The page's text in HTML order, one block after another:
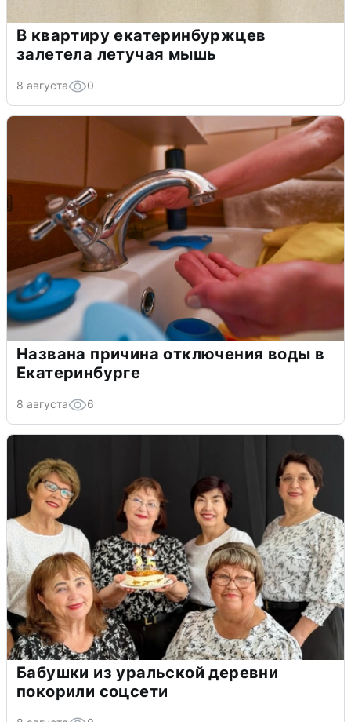
В квартиру екатеринбуржцев
залетела летучая мышь
8 августа 0
Названа причина отключения воды в
Екатеринбурге
8 августа 6
Бабушки из уральской деревни
покорили соцсети